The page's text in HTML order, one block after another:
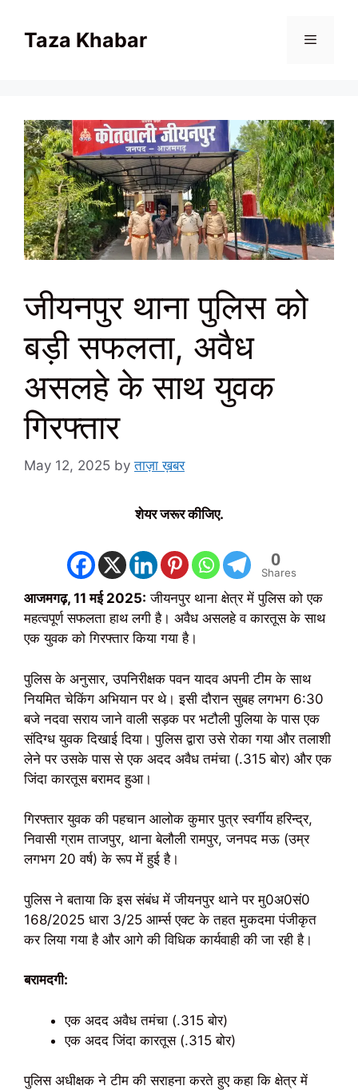
contentTaza Khabar
जीयनपुर थाना पुलिस को
बड़ी सफलता, अवैध
असलहे के साथ युवक
गिरफ्तार
May 12, 2025 byताज़ा ख़बर
शेयर जरूर कीजिए.
0
Shares
आजमगढ़, 11 मई 2025: जीयनपुर थाना क्षेत्र में पुलिस को एक
महत्वपूर्ण सफलता हाथ लगी है। अवैध असलहे व कारतूस के साथ
एक युवक को गिरफ्तार किया गया है।
पुलिस के अनुसार, उपनिरीक्षक पवन यादव अपनी टीम के साथ
नियमित चेकिंग अभियान पर थे। इसी दौरान सुबह लगभग 6:30
बजे नदवा सराय जाने वाली सड़क पर भटौली पुलिया के पास एक
संदिग्ध युवक दिखाई दिया। पुलिस द्वारा उसे रोका गया और तलाशी
लेने पर उसके पास से एक अदद अवैध तमंचा (.315 बोर) और एक
जिंदा कारतूस बरामद हुआ।
गिरफ्तार युवक की पहचान आलोक कुमार पुत्र स्वर्गीय हरिन्द्र,
निवासी ग्राम ताजपुर, थाना बेलौली रामपुर, जनपद मऊ (उम्र
लगभग 20 वर्ष) के रूप में हुई है।
पुलिस ने बताया कि इस संबंध में जीयनपुर थाने पर मु0अ0सं0
168/2025 धारा 3/25 आर्म्स एक्ट के तहत मुकदमा पंजीकृत
कर लिया गया है और आगे की विधिक कार्यवाही की जा रही है।
बरामदगी:
एक अदद अवैध तमंचा (.315 बोर)
एक अदद जिंदा कारतूस (.315 बोर)
पुलिस अधीक्षक ने टीम की सराहना करते हुए कहा कि क्षेत्र में